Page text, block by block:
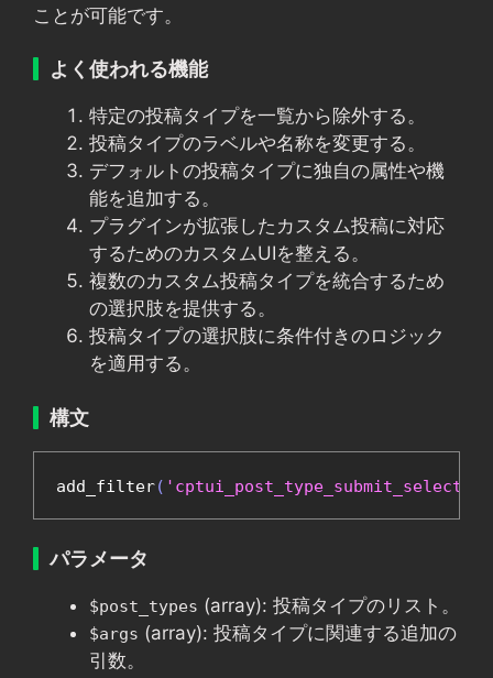
ことが可能です。
よく使われる機能
特定の投稿タイプを一覧から除外する。
投稿タイプのラベルや名称を変更する。
デフォルトの投稿タイプに独自の属性や機
能を追加する。
プラグインが拡張したカスタム投稿に対応
するためのカスタムUIを整える。
複数のカスタム投稿タイプを統合するため
の選択肢を提供する。
投稿タイプの選択肢に条件付きのロジック
を適用する。
構文
add_filter( 'cptui_post_type_submit_select'
パラメータ
$post_types (array): 投稿タイプのリスト。
$args (array): 投稿タイプに関連する追加の
引数。